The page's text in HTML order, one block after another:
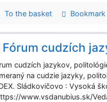
To the basket Bookmark
Fórum cudzích
cudzích jazykov,
na cudzie jazyky,
Sládkovičovo : Vysoká
www.vsdanubius.sk/